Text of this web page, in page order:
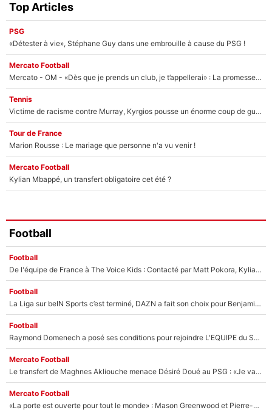
Top Articles
PSG
«Détester à vie», Stéphane Guy dans une embrouille à cause du PSG !
Mercato Football
Mercato - OM - «Dès que je prends un club, je t’appellerai» : La promesse de Marcelino au moment de claquer la porte
Tennis
Victime de racisme contre Murray, Kyrgios pousse un énorme coup de gueule !
Tour de France
Marion Rousse : Le mariage que personne n'a vu venir !
Mercato Football
Kylian Mbappé, un transfert obligatoire cet été ?
Football
Football
De l'équipe de France à The Voice Kids : Contacté par Matt Pokora, Kylian Mbappé a accepté de jouer un rôle inédit sur TF1 !
Football
La Liga sur beIN Sports c’est terminé, DAZN a fait son choix pour Benjamin Da Silva et Omar Da Fonseca !
Football
Raymond Domenech a posé ses conditions pour rejoindre L'EQUIPE du Soir : Il refuse de faire l'émission avec un autre chroniqueur !
Mercato Football
Le transfert de Maghnes Akliouche menace Désiré Doué au PSG : «Je valide à 200%»
Mercato Football
«La porte est ouverte pour tout le monde» : Mason Greenwood et Pierre-Emerick Aubameyang ont quitté l'OM, Amine Gouiri balance sur la suite du mercato et sur la réaction du vestiaire !